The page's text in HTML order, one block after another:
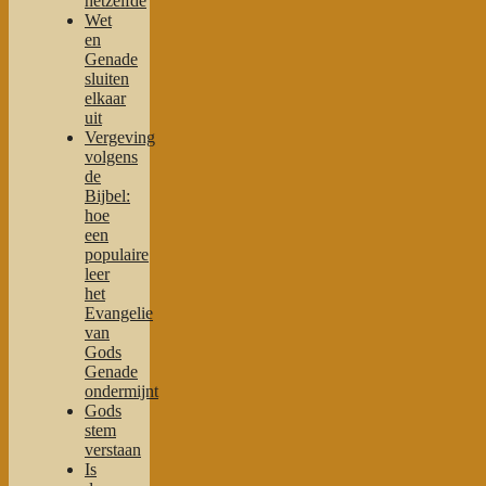
Wet
en
Genade
sluiten
elkaar
uit
Vergeving
volgens
de
Bijbel:
hoe
een
populaire
leer
het
Evangelie
van
Gods
Genade
ondermijnt
Gods
stem
verstaan
Is